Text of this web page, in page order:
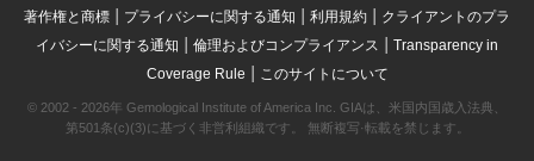
著作権と商標 | プライバシーに関する通知 | 利用規約 | クライアントのプラ
イバシーに関する通知 | 倫理およびコンプライアンス | Transparency in
Coverage Rule | このサイトについて
© 2002 - 2026年 Gemological Institute of America Inc. GIAは、米国内国歳入法典、
第501条(c)(3)に基づく非営利組織です。 無断複写·転載を禁じます。